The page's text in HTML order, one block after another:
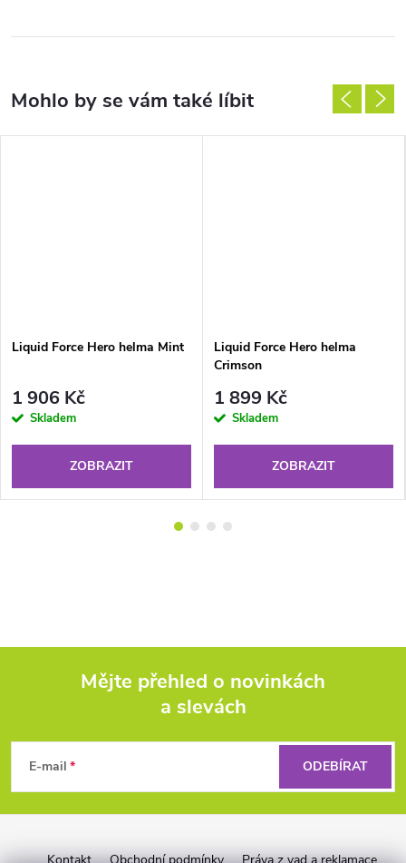
Liquid Force Hero helma Mint
1 906 Kč
Skladem
ZOBRAZIT
Liquid Force Hero helma
Crimson
1 899 Kč
Skladem
ZOBRAZIT
p
Mějte přehled o novinkách
a slevách
E-mail ODEBÍRAT